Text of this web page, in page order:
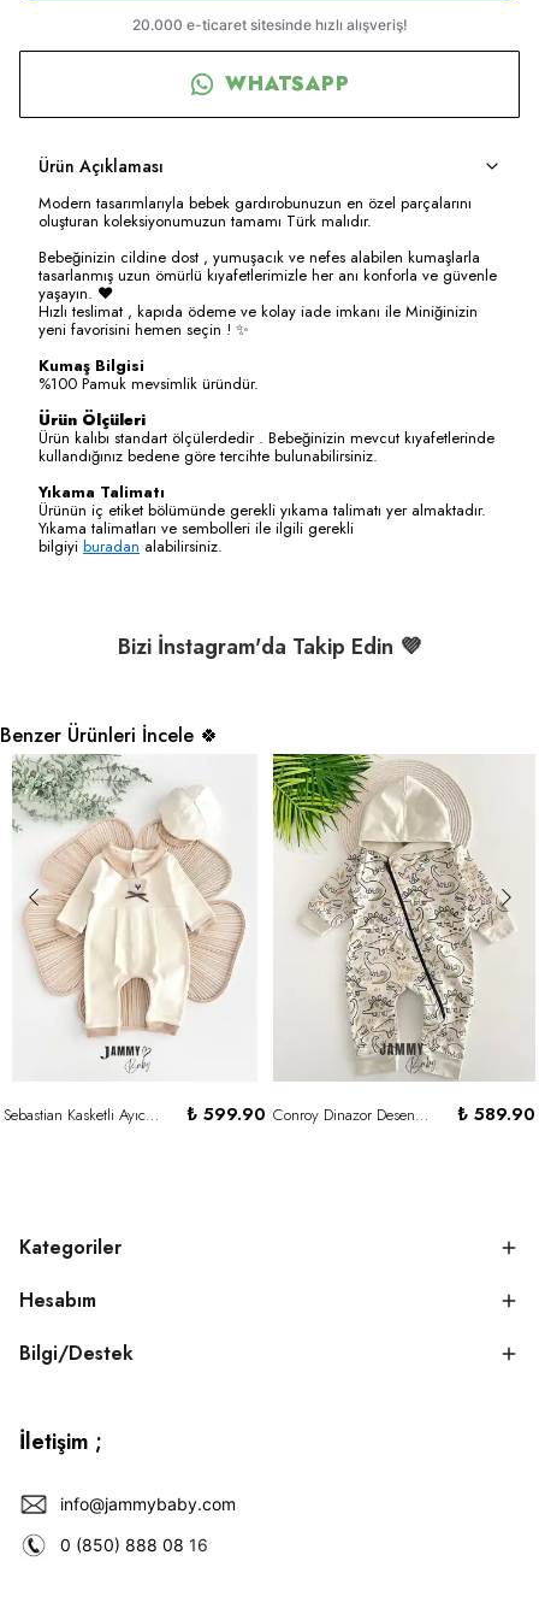
WHATSAPP
Ürün Açıklaması
Modern tasarımlarıyla bebek gardırobunuzun en özel parçalarını
oluşturan koleksiyonumuzun tamamı Türk malıdır.
Bebeğinizin cildine dost , yumuşacık ve nefes alabilen kumaşlarla
tasarlanmış uzun ömürlü kıyafetlerimizle her anı konforla ve güvenle
yaşayın. ❤️
Hızlı teslimat , kapıda ödeme ve kolay iade imkanı ile Miniğinizin
yeni favorisini hemen seçin ! ✨
Kumaş Bilgisi
%100 Pamuk mevsimlik üründür.
Ürün Ölçüleri
Ürün kalıbı standart ölçülerdedir . Bebeğinizin mevcut kıyafetlerinde
kullandığınız bedene göre tercihte bulunabilirsiniz.
Yıkama Talimatı
Ürünün iç etiket bölümünde gerekli yıkama talimatı yer almaktadır.
Yıkama talimatları ve sembolleri ile ilgili gerekli
bilgiyi buradan alabilirsiniz.
Bizi İnstagram'da Takip Edin 💜
Benzer Ürünleri İncele 🍀
Sebastian Kasketli Ayıcık Detaylı Tulum Set-BEJ ₺ 599.90 Conroy Dinazor Desenli Fermuarlı Tulum -BEJ ₺ 589.90
Kategoriler
Hesabım
Bilgi/Destek
İletişim ;
info@jammybaby.com
0 (850) 888 08 16